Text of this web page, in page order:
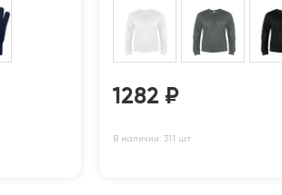
1282 ₽
В наличии: 311 шт